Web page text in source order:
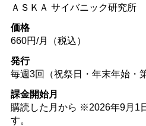
ＡＳＫＡ サイバニック研究所
価格
660円/月（税込）
発行
毎週3回（祝祭日・年末年始・
課金開始月
購読した月から ※2026年9月1
す。